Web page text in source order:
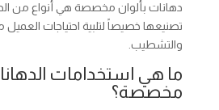
دهانات بألوان مخصصة هي أنواع من
تصنيعها خصيصاً لتلبية احتياجات
والتشطيب.
ما هي استخدامات
مخصصة؟